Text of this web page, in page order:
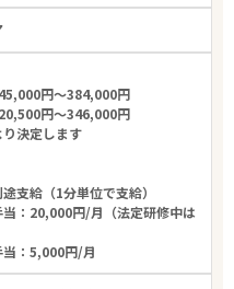
円～384,000円
円～346,000円
決定します
支給（1分単位で支給）
当：20,000円/月（法定研修中は
当：5,000円/月